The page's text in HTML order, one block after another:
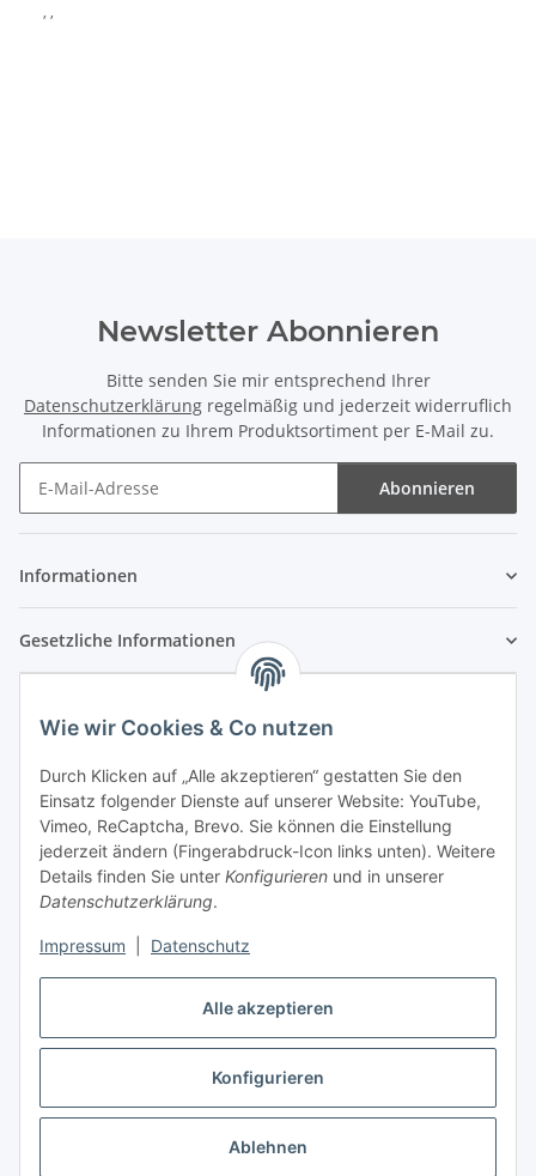
Alle akzeptieren
Konfigurieren
Ablehnen
Wie wir Cookies & Co nutzen
Durch Klicken auf „Alle akzeptieren“ gestatten Sie den
Einsatz folgender Dienste auf unserer Website: YouTube,
Vimeo, ReCaptcha, Brevo. Sie können die Einstellung
jederzeit ändern (Fingerabdruck-Icon links unten). Weitere
Details finden Sie unter Konfigurieren und in unserer
Datenschutzerklärung.
Impressum Datenschutz
, ,
Newsletter Abonnieren
Bitte senden Sie mir entsprechend Ihrer
Datenschutzerklärung regelmäßig und jederzeit widerruflich
Informationen zu Ihrem Produktsortiment per E-Mail zu.
Abonnieren
Informationen
Gesetzliche Informationen
Vertrag widerrufen
* Alle Preise inkl. gesetzlicher USt., zzgl.Versand